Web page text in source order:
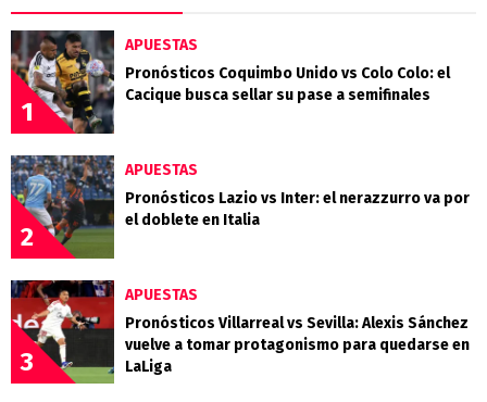
1
APUESTAS
Pronósticos Coquimbo Unido vs Colo Colo: el
Cacique busca sellar su pase a semifinales
2
APUESTAS
Pronósticos Lazio vs Inter: el nerazzurro va por
el doblete en Italia
3
APUESTAS
Pronósticos Villarreal vs Sevilla: Alexis Sánchez
vuelve a tomar protagonismo para quedarse en
LaLiga